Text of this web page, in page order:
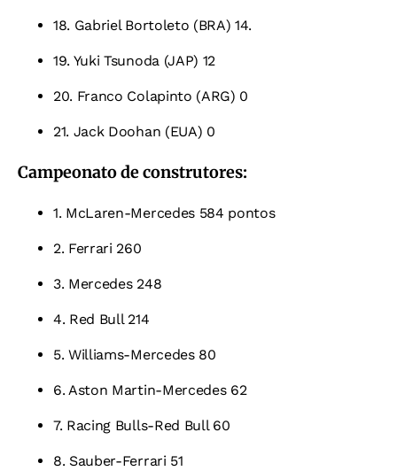
18. Gabriel Bortoleto (BRA) 14.
19. Yuki Tsunoda (JAP) 12
20. Franco Colapinto (ARG) 0
21. Jack Doohan (EUA) 0
Campeonato de construtores:
1. McLaren-Mercedes 584 pontos
2. Ferrari 260
3. Mercedes 248
4. Red Bull 214
5. Williams-Mercedes 80
6. Aston Martin-Mercedes 62
7. Racing Bulls-Red Bull 60
8. Sauber-Ferrari 51